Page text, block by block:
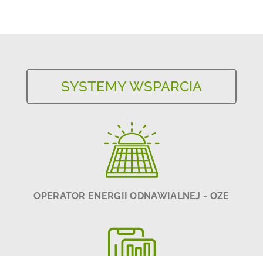
SYSTEMY WSPARCIA
OPERATOR ENERGII ODNAWIALNEJ - OZE